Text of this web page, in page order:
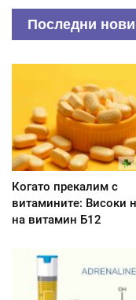
Последни
Когато прекалим с
витамините: Високи
на витамин Б12